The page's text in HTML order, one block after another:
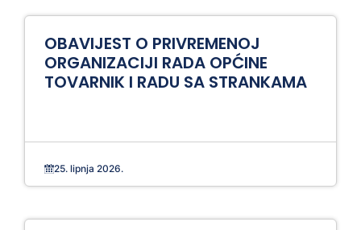
OBAVIJEST O PRIVREMENOJ
ORGANIZACIJI RADA OPĆINE
TOVARNIK I RADU SA STRANKAMA
25. lipnja 2026.